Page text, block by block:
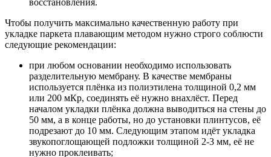
восстановления.
Чтобы получить максимально качественную работу при
укладке паркета плавающим методом нужно строго соблюсти
следующие рекомендации:
при любом основании необходимо использовать
разделительную мембрану. В качестве мембраны
используется плёнка из полиэтилена толщиной 0,2 мм
или 200 мКр, соединять её нужно внахлёст. Перед
началом укладки плёнка должна выводиться на стены до
50 мм, а в конце работы, но до установки плинтусов, её
подрезают до 10 мм. Следующим этапом идёт укладка
звукопоглощающей подложки толщиной 2-3 мм, её не
нужно проклеивать;